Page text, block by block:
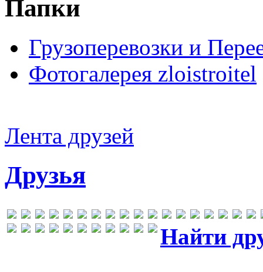
Папки
Грузоперевозки и
Фотогалерея zloistroitel
Лента друзей
Друзья
Найти